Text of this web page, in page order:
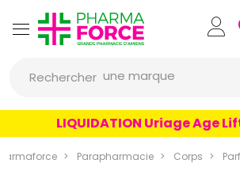
Pharmaforce
Rechercher
un produit
une marque
LIQUIDATION Uriage Age
Parapharmacie Corps